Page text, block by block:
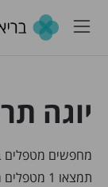
יוגה
מחפשים מטפלים
תמצאו 1